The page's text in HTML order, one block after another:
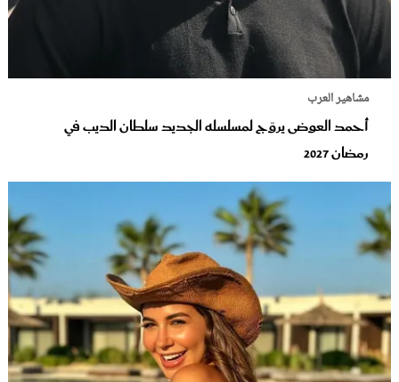
مشاهير العرب
أحمد العوضى يروّج لمسلسله الجديد سلطان الديب في
رمضان 2027